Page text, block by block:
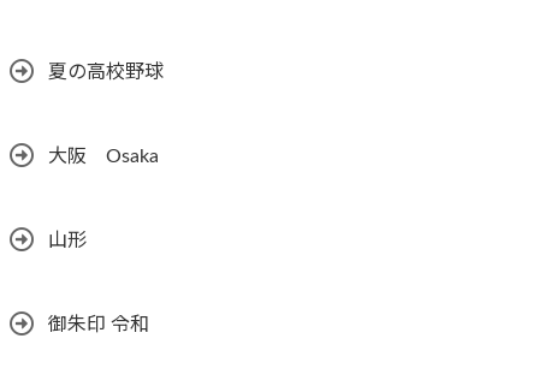
夏の高校野球
大阪 Osaka
山形
御朱印 令和